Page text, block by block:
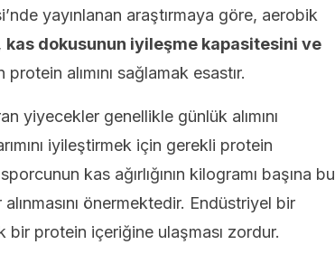
yayınlanan araştırmaya göre, aerobik
kas dokusunun iyileşme kapasitesini ve
protein alımını sağlamak esastır.
yiyecekler genellikle günlük alımını
iyileştirmek için gerekli protein
kas ağırlığının kilogramı başına bu
önermektedir. Endüstriyel bir
bir protein içeriğine ulaşması zordur.